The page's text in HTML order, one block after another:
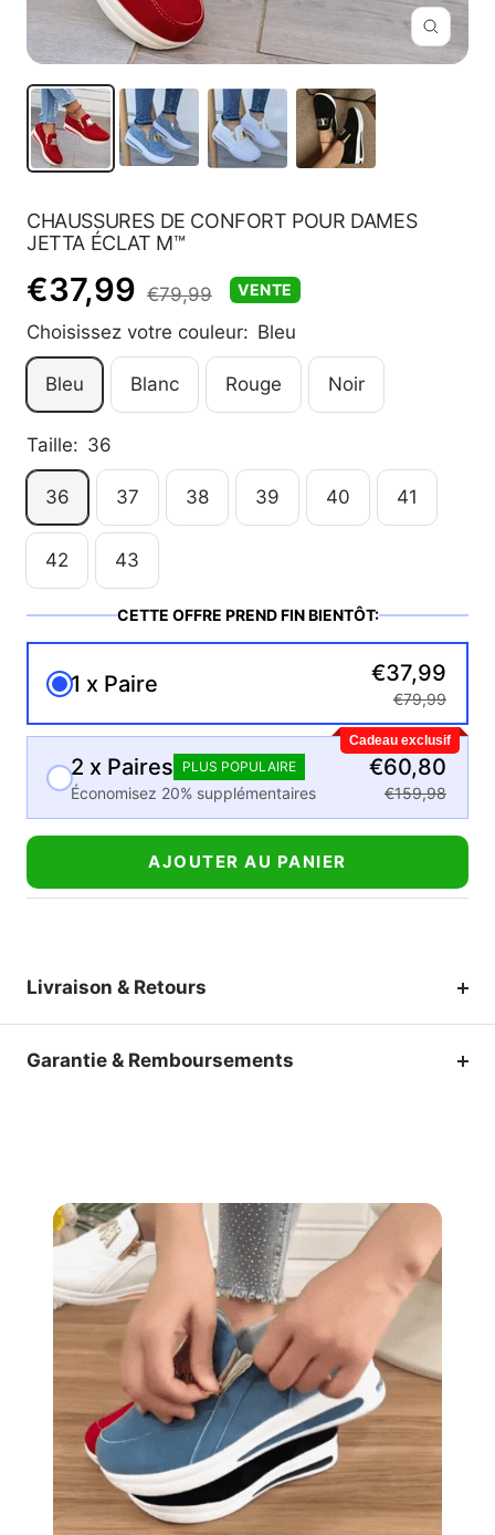
Zoom
CHAUSSURES DE CONFORT POUR DAMES
JETTA ÉCLAT M™
Prix
de
vente
€37,99 Prix
normal
€79,99 VENTE
Choisissez votre couleur: Bleu
Bleu Blanc Rouge Noir
Taille: 36
36 37 38 39 40 41
42 43
CETTE OFFRE PREND FIN BIENTÔT:
1 x Paire €37,99
€79,99
Cadeau exclusif
2 x Paires PLUS POPULAIRE
Économisez 20% supplémentaires
€60,80
€159,98
AJOUTER AU PANIER
Livraison & Retours
Garantie & Remboursements